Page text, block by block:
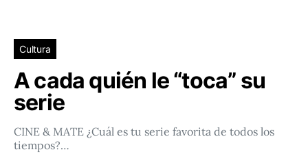
Cultura
A cada quién le “toca” su
serie
CINE & MATE ¿Cuál es tu serie favorita de todos los
tiempos?…